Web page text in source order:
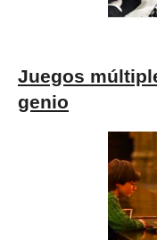
Juegos
genio